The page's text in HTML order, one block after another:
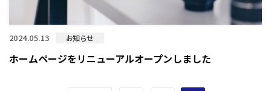
2024.05.13 お知らせ
ホームページをリニューアルオープンしました